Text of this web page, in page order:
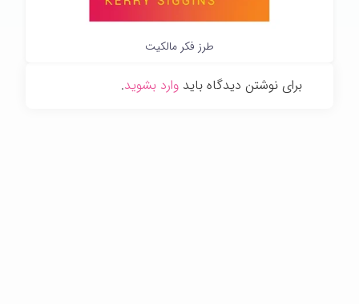
طرز فکر مالکیت
برای نوشتن دیدگاه باید وارد بشوید.